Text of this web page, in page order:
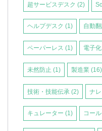
超サービスデスク(2)
ヘルプデスク(1) 自動
ペーパーレス(1) 電子化
未然防止(1) 製造業 (16)
技術・技能伝承(2) ナ
キュレーター(1) コー